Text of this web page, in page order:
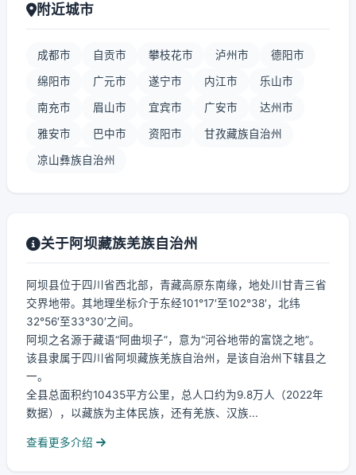
附近城市
成都市 自贡市 攀枝花市 泸州市 德阳市
绵阳市 广元市 遂宁市 内江市 乐山市
南充市 眉山市 宜宾市 广安市 达州市
雅安市 巴中市 资阳市 甘孜藏族自治州
凉山彝族自治州
关于阿坝藏族羌族自治州
阿坝县位于四川省西北部，青藏高原东南缘，地处川甘青三省
交界地带。其地理坐标介于东经101°17′至102°38′，北纬
32°56′至33°30′之间。
阿坝之名源于藏语“阿曲坝子”，意为“河谷地带的富饶之地”。
该县隶属于四川省阿坝藏族羌族自治州，是该自治州下辖县之
一。
全县总面积约10435平方公里，总人口约为9.8万人（2022年
数据），以藏族为主体民族，还有羌族、汉族...
查看更多介绍